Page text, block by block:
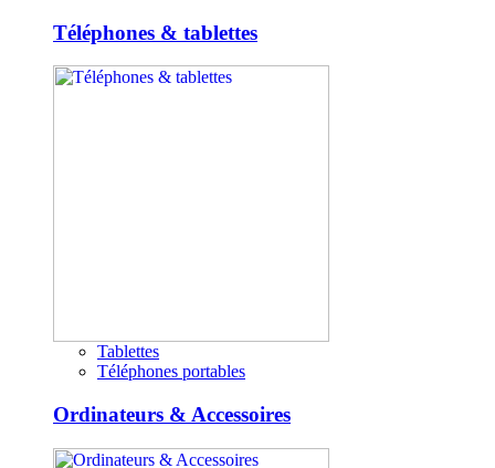
Téléphones & tablettes
Tablettes
Téléphones portables
Ordinateurs & Accessoires